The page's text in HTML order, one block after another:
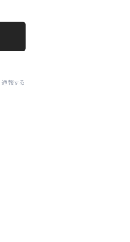
通報する